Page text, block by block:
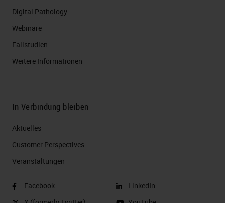
Digital Pathology
Webinare
Fallstudien
Weitere Informationen
In Verbindung bleiben
Aktuelles
Customer Perspectives​
Veranstaltungen
Facebook
LinkedIn